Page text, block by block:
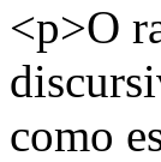
<p>O
como